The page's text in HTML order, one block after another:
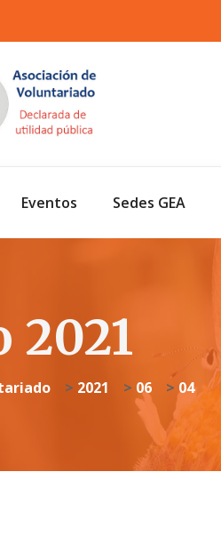
Eventos Sedes GEA
2021
> 2021 > 06 > 04